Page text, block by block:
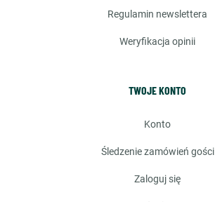
regulamin newslettera
weryfikacja opinii
TWOJE KONTO
konto
śledzenie zamówień gości
zaloguj się